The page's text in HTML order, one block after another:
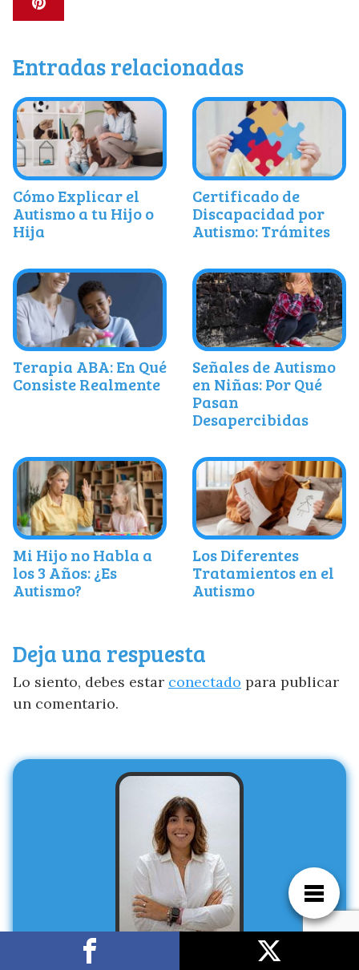
Entradas relacionadas
Cómo Explicar el
Autismo a tu Hijo o
Hija
Certificado de
Discapacidad por
Autismo: Trámites
Terapia ABA: En Qué
Consiste Realmente
Señales de Autismo
en Niñas: Por Qué
Pasan
Desapercibidas
Mi Hijo no Habla a
los 3 Años: ¿Es
Autismo?
Los Diferentes
Tratamientos en el
Autismo
Deja una respuesta
Lo siento, debes estar conectado para publicar
un comentario.